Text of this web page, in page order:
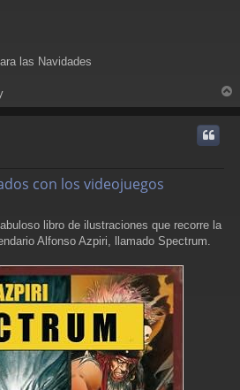
las Navidades
r
con los videojuegos
libro de ilustraciones que recorre la
Alfonso Azpiri, llamado Spectrum.